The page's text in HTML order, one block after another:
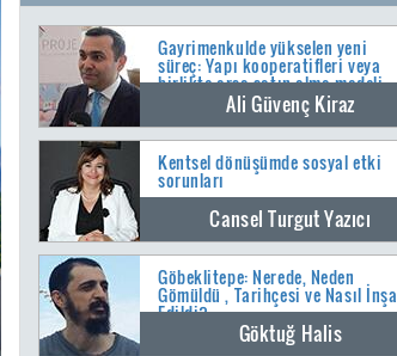
Gayrimenkulde yükselen yeni
süreç: Yapı kooperatifleri veya
birlikte arsa satın alma modeli
Ali Güvenç Kiraz
Kentsel dönüşümde sosyal etki
sorunları
Cansel Turgut Yazıcı
Göbeklitepe: Nerede, Neden
Gömüldü , Tarihçesi ve Nasıl İnşa
Edildi?
Göktuğ Halis